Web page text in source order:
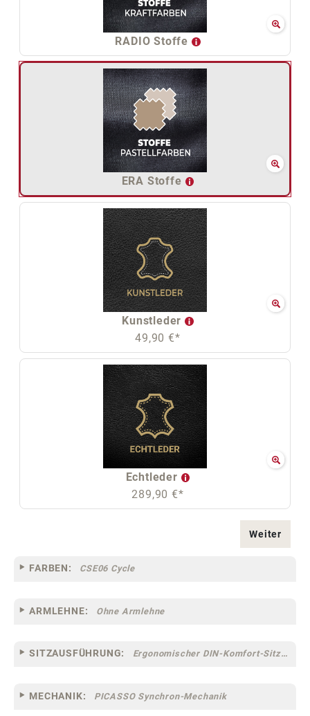
RADIO Stoffe
ERA Stoffe
Kunstleder
49,90 €*
Echtleder
289,90 €*
Weiter
FARBEN: CSE06 Cycle
ARMLEHNE: Ohne Armlehne
SITZAUSFÜHRUNG: Ergonomischer DIN-Komfort-Sitz [75]
MECHANIK: PICASSO Synchron-Mechanik